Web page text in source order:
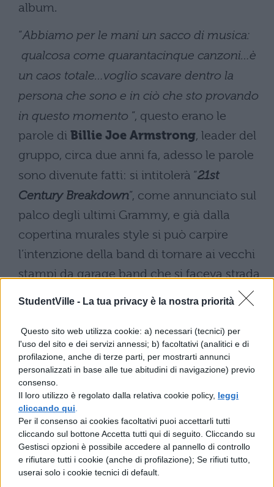
StudentVille - La tua privacy è la nostra priorità
Questo sito web utilizza cookie: a) necessari (tecnici) per
l'uso del sito e dei servizi annessi; b) facoltativi (analitici e di
profilazione, anche di terze parti, per mostrarti annunci
personalizzati in base alle tue abitudini di navigazione) previo
consenso.
Il loro utilizzo è regolato dalla relativa cookie policy, leggi
cliccando qui
Per il consenso ai cookies facoltativi puoi accettarli tutti
cliccando sul bottone Accetta tutti qui di seguito. Cliccando su
Gestisci opzioni è possibile accedere al pannello di controllo
e rifiutare tutti i cookie (anche di profilazione); Se rifiuti tutto,
userai solo i cookie tecnici di default.
album.
“Abbiamo per le mani un sacco di musica:
qualcosa come quarantacinque canzoni…è
un caos totale…voglio scavare dentro la
persona che sono e in ciò che sto provando
in questo momento ”, questo erano le
parole di Billie Joe Armstrong, leader del
gruppo, circa due anni fa, adesso le parole
sono divenute fatti: si intitolerà “21st
Century Breakdown”, come annunciato sul
palco degli ultimi Grammy, e già dalla
copertina murales style si può carpire
l’intenzione della band di tornare ai vecchi
stampi da garage band che si faceva strada
a suon di chitarre distorte.
curriculum compare una partecipazione
nelNeverminddei Nevermind e con gli
Smashing Pumpkins, per questo nuovo
progetto i Green Day hanno pensato di
dividere il disco in tre arie, proprio come
un’opera teatrale: “Herpes And Cons”,
“Charlatans And Saints” e a chiudere
“Horseshoes And Handgrenades